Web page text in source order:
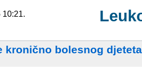
10:21.
kronično bolesnog djeteta